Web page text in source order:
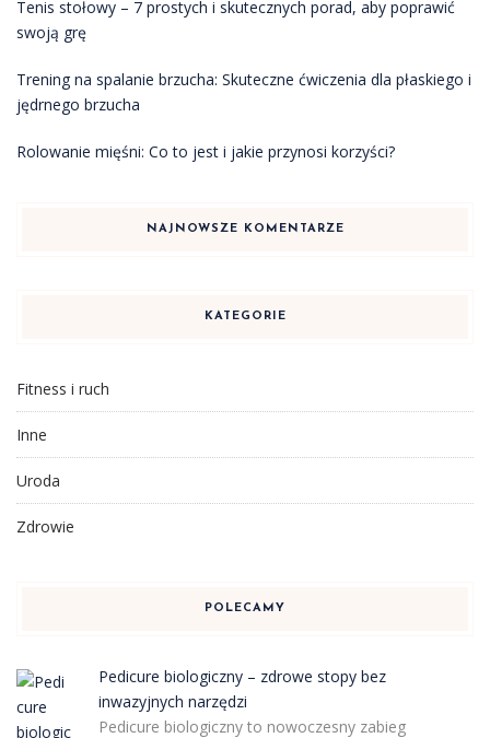
Tenis stołowy – 7 prostych i skutecznych porad, aby poprawić
swoją grę
Trening na spalanie brzucha: Skuteczne ćwiczenia dla płaskiego i
jędrnego brzucha
Rolowanie mięśni: Co to jest i jakie przynosi korzyści?
NAJNOWSZE KOMENTARZE
KATEGORIE
Fitness i ruch
Inne
Uroda
Zdrowie
POLECAMY
Pedicure biologiczny – zdrowe stopy bez
inwazyjnych narzędzi
Pedicure biologiczny to nowoczesny zabieg